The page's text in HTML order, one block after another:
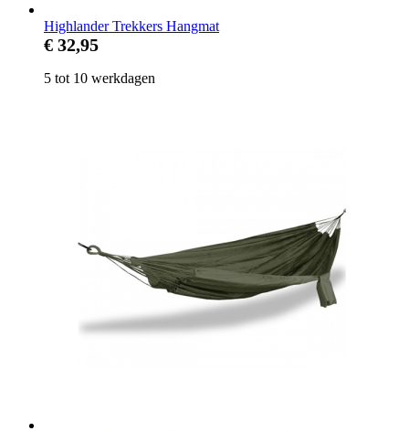
Highlander Trekkers Hangmat
€ 32,95
5 tot 10 werkdagen